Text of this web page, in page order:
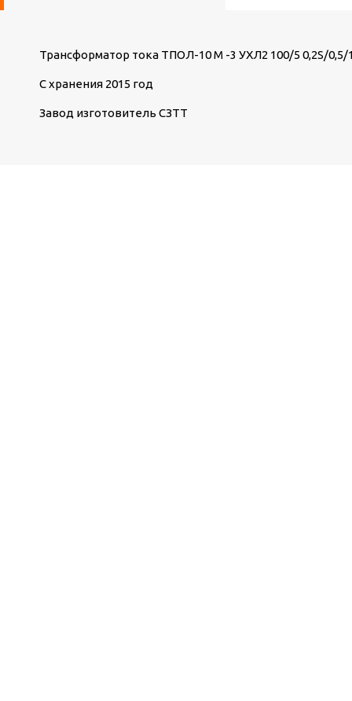
Трансформатор тока ТПОЛ-10 М -3 УХЛ2 100/5 0,2S/0,5/
С хранения 2015 год
Завод изготовитель СЗТТ